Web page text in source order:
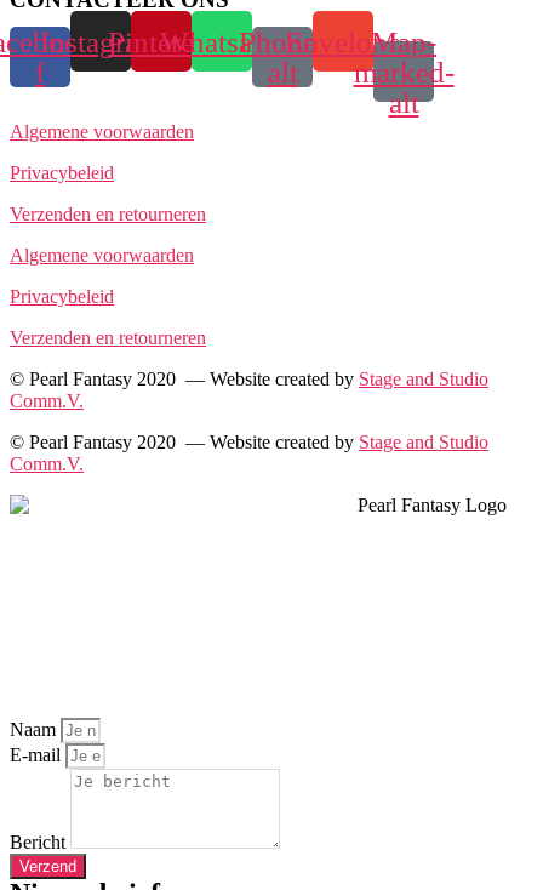
f
InstagramPinterestWhatsappPhone-
alt
EnvelopeMap-
marked-
alt
Algemene voorwaarden
Privacybeleid
Verzenden en retourneren
Algemene voorwaarden
Privacybeleid
Verzenden en retourneren
© Pearl Fantasy 2020 — Website created by Stage and Studio
Comm.V.
© Pearl Fantasy 2020 — Website created by Stage and Studio
Comm.V.
Naam
E-mail
Bericht
Verzend